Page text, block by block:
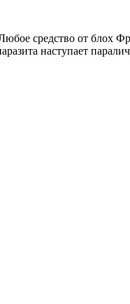
средство от блох
наступает